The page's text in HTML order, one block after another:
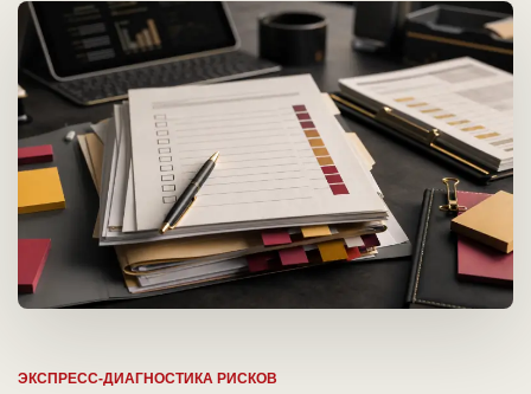
ЭКСПРЕСС-ДИАГНОСТИКА РИСКОВ